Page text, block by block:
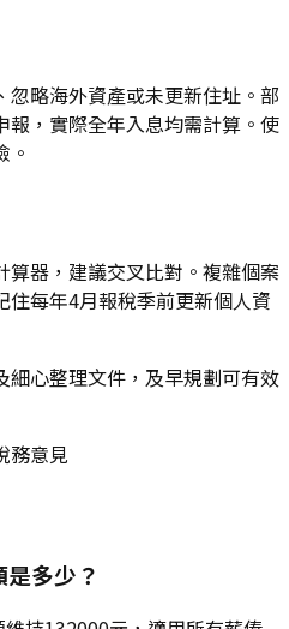
忽略海外資產或未更新住址。部
報，實際全年入息均需計算。使
。
算器，建議交叉比對。複雜個案
住每年4月報稅季前更新個人資
細心整理文件，及早規劃可有效
務意見
多少？